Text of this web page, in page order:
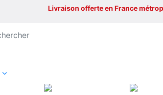
Livraison offerte en France